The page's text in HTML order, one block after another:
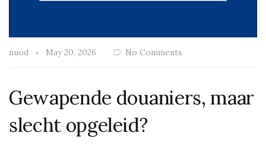
nuod May 20, 2026 No Comments
Gewapende douaniers, maar
slecht opgeleid?